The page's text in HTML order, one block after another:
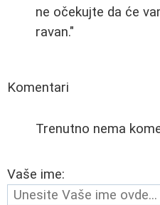
ne očekujte da će
ravan."
Komentari
Trenutno nema
Vaše ime: